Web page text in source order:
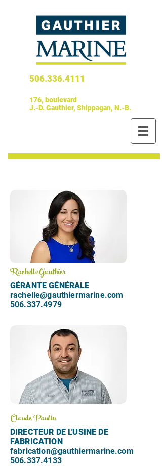
506.336.4111
176, boulevard
J.-D. Gauthier, Shippagan, N.-B.
Rachelle Gauthier
GÉRANTE GÉNÉRALE
rachelle@gauthiermarine.com
506.337.4979
Claude Paulin
DIRECTEUR DE L'USINE DE
FABRICATION
fabrication@gauthiermarine.com
506.337.4133